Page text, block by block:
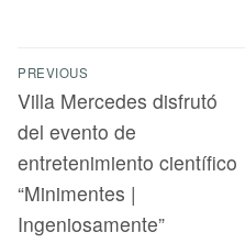
PREVIOUS
Villa Mercedes disfrutó
del evento de
entretenimiento científico
“Minimentes |
Ingeniosamente”